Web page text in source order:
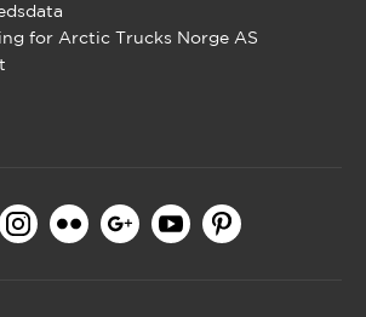
for Arctic Trucks Norge AS